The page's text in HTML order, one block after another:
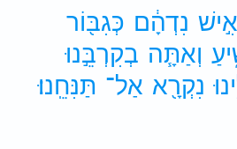
נִדְהָ֔ם כְּגִבּ֖וֹר
וְאַתָּ֧ה בְקִרְבֵּ֣נוּ
נִקְרָ֖א אַל־ תַּנִּחֵֽנוּ׃